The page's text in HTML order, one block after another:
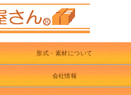
形式・素材について
会社情報